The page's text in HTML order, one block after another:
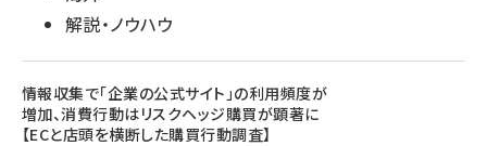
解説・ノウハウ
情報収集で「企業の公式サイト」の利用頻度が
増加、消費行動はリスクヘッジ購買が顕著に
【ECと店頭を横断した購買行動調査】